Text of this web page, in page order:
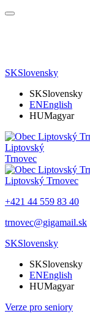
SKSlovensky
SKSlovensky
ENEnglish
HUMagyar
Liptovský
Trnovec
Liptovský Trnovec
+421 44 559 83 40
trnovec@gigamail.sk
SKSlovensky
SKSlovensky
ENEnglish
HUMagyar
Verze pro seniory